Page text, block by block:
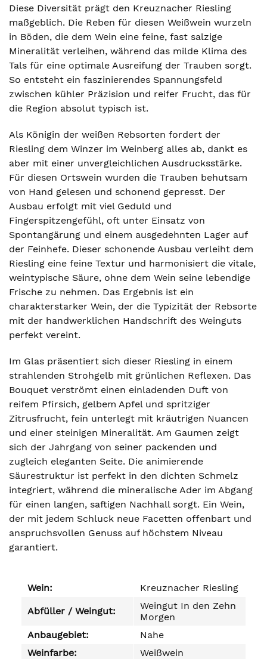
Diese Diversität prägt den Kreuznacher Riesling
maßgeblich. Die Reben für diesen Weißwein wurzeln
in Böden, die dem Wein eine feine, fast salzige
Mineralität verleihen, während das milde Klima des
Tals für eine optimale Ausreifung der Trauben sorgt.
So entsteht ein faszinierendes Spannungsfeld
zwischen kühler Präzision und reifer Frucht, das für
die Region absolut typisch ist.
Als Königin der weißen Rebsorten fordert der
Riesling dem Winzer im Weinberg alles ab, dankt es
aber mit einer unvergleichlichen Ausdrucksstärke.
Für diesen Ortswein wurden die Trauben behutsam
von Hand gelesen und schonend gepresst. Der
Ausbau erfolgt mit viel Geduld und
Fingerspitzengefühl, oft unter Einsatz von
Spontangärung und einem ausgedehnten Lager auf
der Feinhefe. Dieser schonende Ausbau verleiht dem
Riesling eine feine Textur und harmonisiert die vitale,
weintypische Säure, ohne dem Wein seine lebendige
Frische zu nehmen. Das Ergebnis ist ein
charakterstarker Wein, der die Typizität der Rebsorte
mit der handwerklichen Handschrift des Weinguts
perfekt vereint.
Im Glas präsentiert sich dieser Riesling in einem
strahlenden Strohgelb mit grünlichen Reflexen. Das
Bouquet verströmt einen einladenden Duft von
reifem Pfirsich, gelbem Apfel und spritziger
Zitrusfrucht, fein unterlegt mit kräutrigen Nuancen
und einer steinigen Mineralität. Am Gaumen zeigt
sich der Jahrgang von seiner packenden und
zugleich eleganten Seite. Die animierende
Säurestruktur ist perfekt in den dichten Schmelz
integriert, während die mineralische Ader im Abgang
für einen langen, saftigen Nachhall sorgt. Ein Wein,
der mit jedem Schluck neue Facetten offenbart und
anspruchsvollen Genuss auf höchstem Niveau
garantiert.
Wein: Kreuznacher Riesling
Abfüller / Weingut:
Weingut In den Zehn
Morgen
Anbaugebiet:
Nahe
Weinfarbe:
Weißwein